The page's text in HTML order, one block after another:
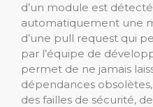
d’un module est
automatiquement une
d’une pull request qui
par l’équipe de
permet de ne jamais
dépendances
des failles de sécurité,